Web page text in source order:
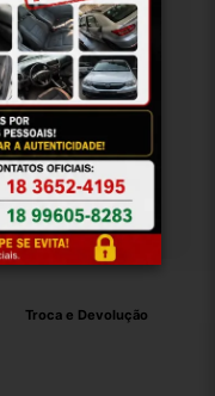
Chevrolet
P13066
Aço
Brasil
Prisma
Troca e Devolução